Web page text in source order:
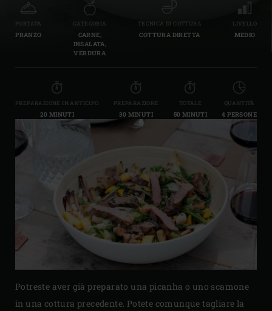
PORTATA
PRANZO
CATEGORIA
CARNE,
INSALATA,
VERDURA
TECNICA DI COTTURA
COTTURA DIRETTA
LIVELLO
MEDIO
PREPARAZIONE IN ANTICIPO
20 MINUTI
PREPARAZIONE
30 MINUTI
TOTALE
50 MINUTI
QUANTITÀ
4 PERSONE
Potreste aver già preparato una picanha o uno scamone
in una cottura precedente. Potete comunque tagliare la